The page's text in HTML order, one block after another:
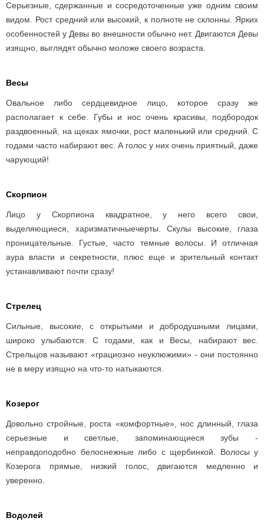
Серьезные, сдержанные и сосредоточенные уже одним своим
видом. Рост средний или высокий, к полноте не склонны. Ярких
особенностей у Девы во внешности обычно нет. Двигаются Девы
изящно, выглядят обычно моложе своего возраста.
Весы
Овальное либо сердцевидное лицо, которое сразу же
располагает к себе. Губы и нос очень красивы, подбородок
раздвоенный, на щеках ямочки, рост маленький или средний. С
годами часто набирают вес. А голос у них очень приятный, даже
чарующий!
Скорпион
Лицо у Скорпиона квадратное, у него всего свои,
выделяющиеся, харизматичныечерты. Скулы высокие, глаза
проницательные. Густые, часто темные волосы. И отличная
аура власти и секретности, плюс еще и зрительный контакт
устанавливают почти сразу!
Стрелец
Сильные, высокие, с открытыми и добродушными лицами,
широко улыбаются. С годами, как и Весы, набирают вес.
Стрельцов называют «грациозно неуклюжими» - они постоянно
не в меру изящно на что-то натыкаются.
Козерог
Довольно стройные, роста «комфортные», нос длинный, глаза
серьезные и светлые, запоминающиеся зубы -
неправдоподобно белоснежные либо с щербинкой. Волосы у
Козерога прямые, низкий голос, двигаются медленно и
уверенно.
Водолей